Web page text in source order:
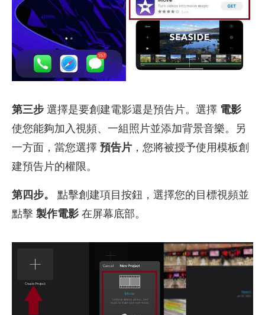
第三步 選擇是要創建電影還是預告片。選擇 電影
使您能夠加入視頻、一組照片並添加背景音樂。另
一方面，當您選擇 預告片 ，您將被授予使用模板創
建預告片的權限。
第四步。
點擊創建項目按鈕，選擇您的目標視頻並
點擊 製作電影 在屏幕底部。